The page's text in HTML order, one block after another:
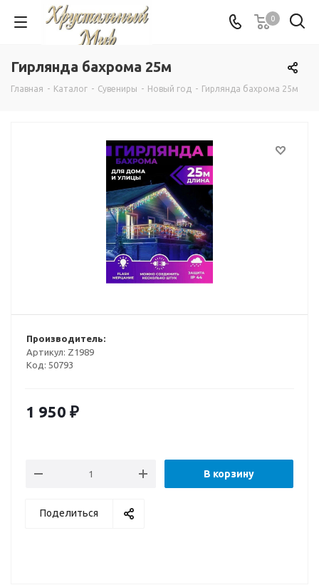
0
Гирлянда бахрома 25м
Главная - Каталог - Сувениры - Новый год - Гирлянда бахрома 25м
Производитель:
Артикул: Z1989
Код: 50793
1 950 ₽
В корзину
Поделиться